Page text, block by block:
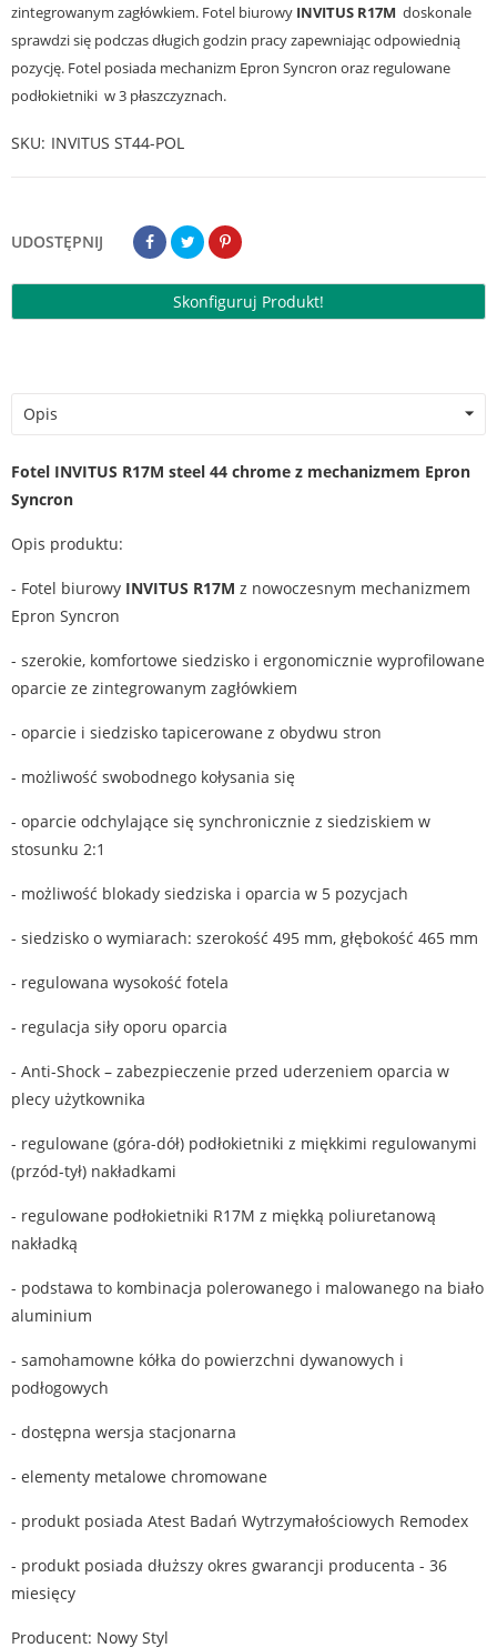
zintegrowanym zagłówkiem. Fotel biurowy INVITUS R17M doskonale
sprawdzi się podczas długich godzin pracy zapewniając odpowiednią
pozycję. Fotel posiada mechanizm Epron Syncron oraz regulowane
podłokietniki w 3 płaszczyznach.
SKU INVITUS ST44-POL
UDOSTĘPNIJ
Skonfiguruj Produkt!
Opis
Fotel INVITUS R17M steel 44 chrome z mechanizmem Epron
Syncron
Opis produktu:
- Fotel biurowy INVITUS R17M z nowoczesnym mechanizmem
Epron Syncron
- szerokie, komfortowe siedzisko i ergonomicznie wyprofilowane
oparcie ze zintegrowanym zagłówkiem
- oparcie i siedzisko tapicerowane z obydwu stron
- możliwość swobodnego kołysania się
- oparcie odchylające się synchronicznie z siedziskiem w
stosunku 2:1
- możliwość blokady siedziska i oparcia w 5 pozycjach
- siedzisko o wymiarach: szerokość 495 mm, głębokość 465 mm
- regulowana wysokość fotela
- regulacja siły oporu oparcia
- Anti-Shock – zabezpieczenie przed uderzeniem oparcia w
plecy użytkownika
- regulowane (góra-dół) podłokietniki z miękkimi regulowanymi
(przód-tył) nakładkami
- regulowane podłokietniki R17M z miękką poliuretanową
nakładką
- podstawa to kombinacja polerowanego i malowanego na biało
aluminium
- samohamowne kółka do powierzchni dywanowych i
podłogowych
- dostępna wersja stacjonarna
- elementy metalowe chromowane
- produkt posiada Atest Badań Wytrzymałościowych Remodex
- produkt posiada dłuższy okres gwarancji producenta - 36
miesięcy
Producent: Nowy Styl